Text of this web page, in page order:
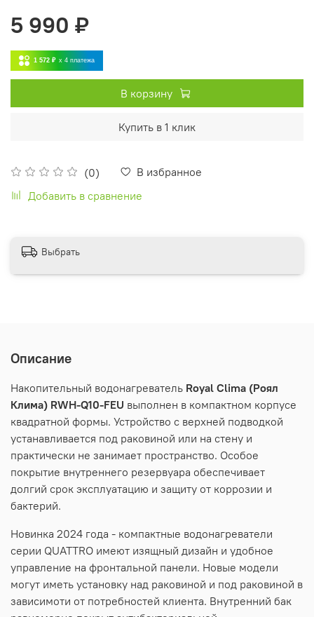
(0)
В избранное
Добавить в сравнение
5 990 ₽
1 572 ₽ x 4 платежа
В корзину
Купить в 1 клик
Выбрать
Описание
Накопительный водонагреватель Royal Clima (Роял
Клима) RWH-Q10-FEU выполнен в компактном корпусе
квадратной формы. Устройство с верхней подводкой
устанавливается под раковиной или на стену и
практически не занимает пространство. Особое
покрытие внутреннего резервуара обеспечивает
долгий срок эксплуатацию и защиту от коррозии и
бактерий.
Новинка 2024 года - компактные водонагреватели
серии QUATTRO имеют изящный дизайн и удобное
управление на фронтальной панели. Новые модели
могут иметь установку над раковиной и под раковиной в
зависимоти от потребностей клиента. Внутренний бак